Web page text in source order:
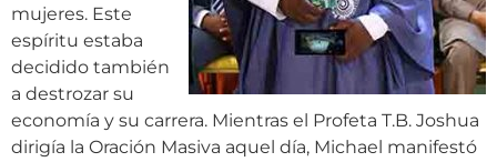
mujeres. Este
espíritu estaba
decidido también
a destrozar su
economía y su carrera. Mientras el Profeta T.B. Joshua
dirigía la Oración Masiva aquel día, Michael manifestó